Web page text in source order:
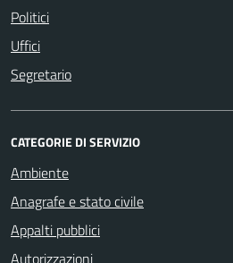
Politici
Uffici
Segretario
CATEGORIE DI SERVIZIO
Ambiente
Anagrafe e stato civile
Appalti pubblici
Autorizzazioni